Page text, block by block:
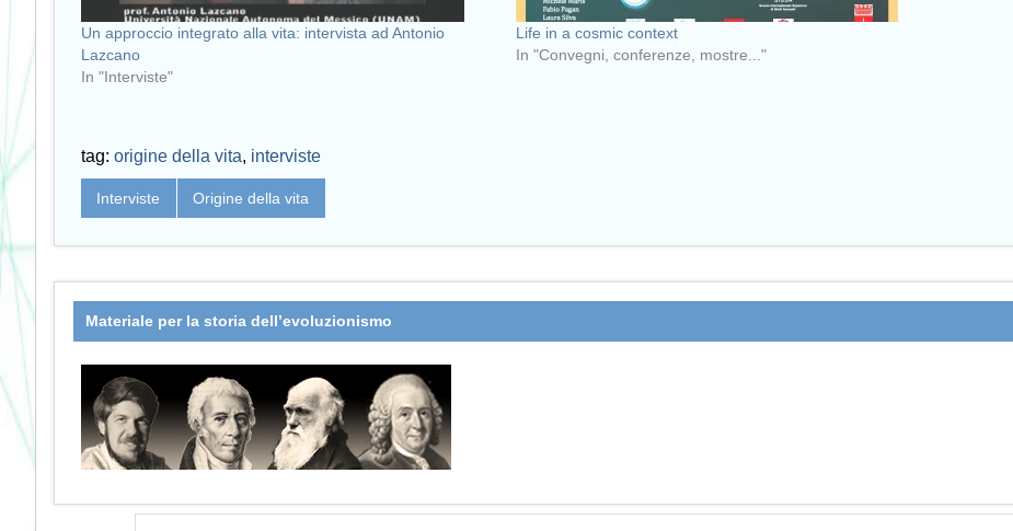
Un approccio integrato alla vita: intervista ad Antonio
Lazcano
In "Interviste"
Life in a cosmic context
In "Convegni, conferenze, mostre..."
tag: origine della vita, interviste
Interviste Origine della vita
Materiale per la storia dell’evoluzionismo